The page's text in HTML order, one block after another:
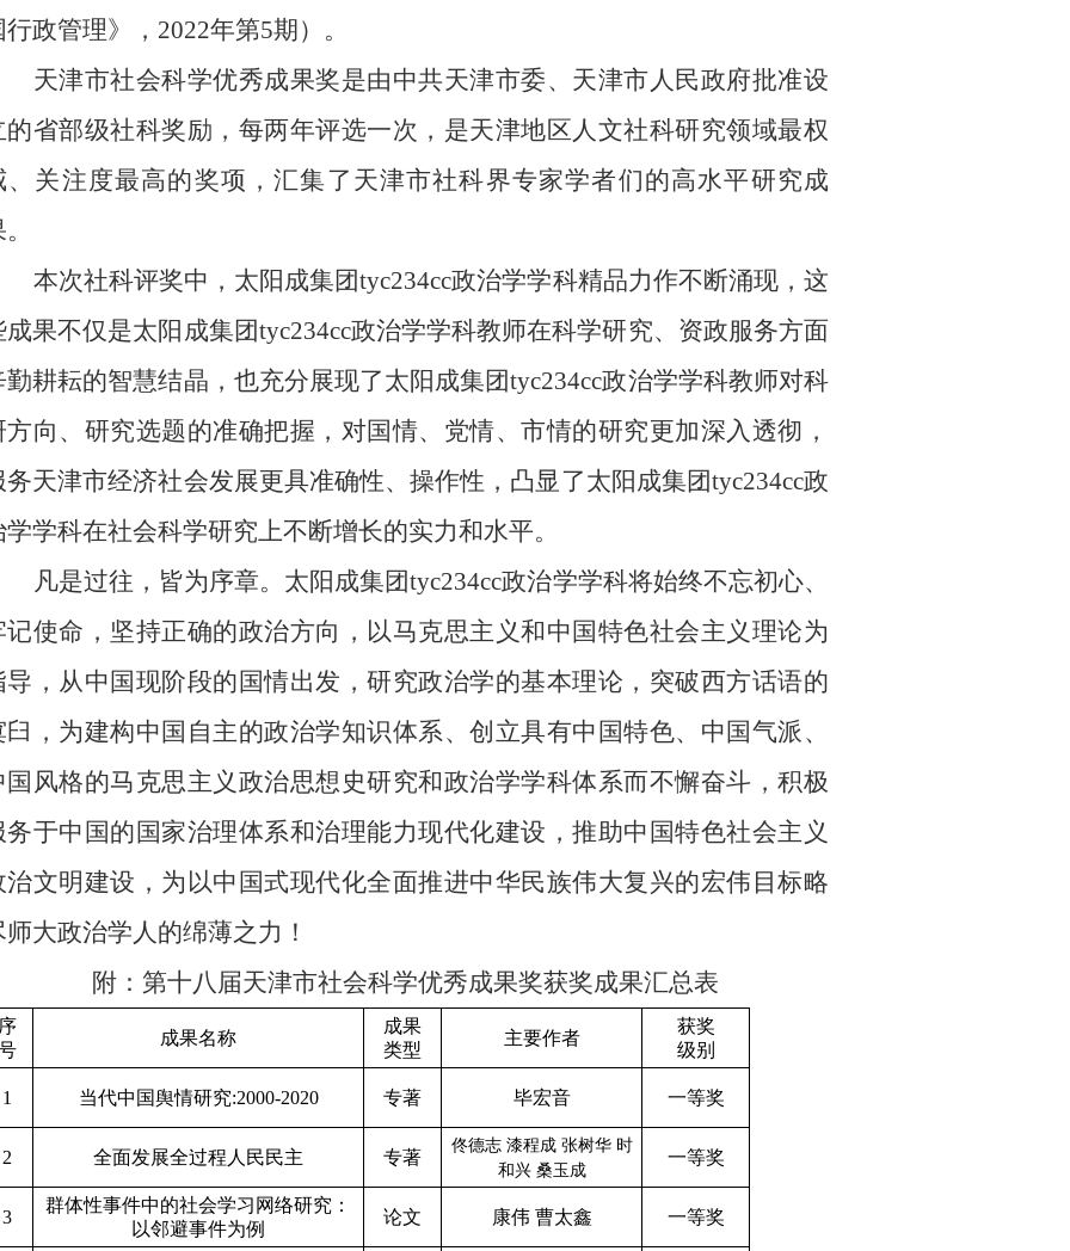
行政管理》， 2022年第5期）。
天津市社会科学优秀成果奖是由中共天津市委、天津市人民政府批准设
的省部级社科奖励，每两年评选一次，是天津地区人文社科研究领域最权
、关注度最高的奖项，汇集了天津市社科界专家学者们的高水平研究成
本次社科评奖中，太阳成集团tyc234cc政治学学科精品力作不断涌现，这
成果不仅是太阳成集团tyc234cc政治学学科教师在科学研究、资政服务方面
勤耕耘的智慧结晶，也充分展现了太阳成集团tyc234cc政治学学科教师对科
方向、研究选题的准确把握，对国情、党情、市情的研究更加深入透彻，
务天津市经济社会发展更具准确性、操作性，凸显了太阳成集团tyc234cc政
学学科在社会科学研究上不断增长的实力和水平。
凡是过往，皆为序章。太阳成集团tyc234cc政治学学科将始终不忘初心、
记使命，坚持正确的政治方向，以马克思主义和中国特色社会主义理论为
导，从中国现阶段的国情出发，研究政治学的基本理论，突破西方话语的
臼，为建构中国自主的政治学知识体系、创立具有中国特色、中国气派、
国风格的马克思主义政治思想史研究和政治学学科体系而不懈奋斗，积极
务于中国的国家治理体系和治理能力现代化建设，推助中国特色社会主义
治文明建设，为以中国式现代化全面推进中华民族伟大复兴的宏伟目标略
师大政治学人的绵薄之力！
附：第十八届天津市社会科学优秀成果奖获奖成果汇总表
成果名称
成果
类型
主要作者
获奖
级别
1 当代中国舆情研究:2000-2020 专著 毕宏音 一等奖
2 全面发展全过程人民民主 专著
佟德志 漆程成 张树华 时
和兴 桑玉成
一等奖
3
群体性事件中的社会学习网络研究：
以邻避事件为例
论文 康伟 曹太鑫 一等奖